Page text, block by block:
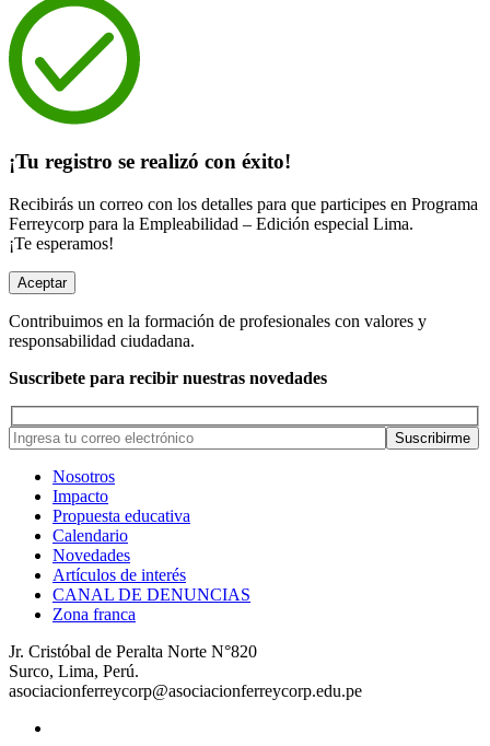
¡Tu registro se realizó con éxito!
Recibirás un correo con los detalles para que participes en Programa
Ferreycorp para la Empleabilidad – Edición especial Lima.
¡Te esperamos!
Aceptar
Contribuimos en la formación de profesionales con valores y
responsabilidad ciudadana.
Suscribete para recibir nuestras novedades
Nosotros
Impacto
Propuesta educativa
Calendario
Novedades
Artículos de interés
CANAL DE DENUNCIAS
Zona franca
Jr. Cristóbal de Peralta Norte N°820
Surco, Lima, Perú.
asociacionferreycorp@asociacionferreycorp.edu.pe